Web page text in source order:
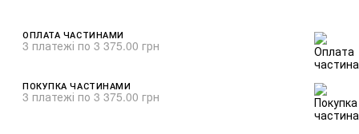
ОПЛАТА ЧАСТИНАМИ
3 платежі по 3 375.00 грн
ПОКУПКА ЧАСТИНАМИ
3 платежі по 3 375.00 грн